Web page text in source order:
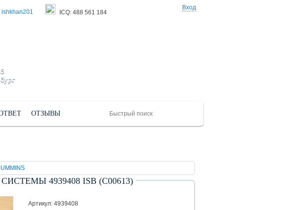
ishkhan201 ICQ: 488 561 184
Вход
ОТЗЫВЫ
4939408 ISB (С00613)
Артикул: 4939408
(KLQ)